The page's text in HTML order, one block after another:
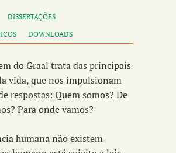
DISSERTAÇÕES
DOWNLOADS
do Graal trata das principais
vida, que nos impulsionam
respostas: Quem somos? De
Para onde vamos?
humana não existem